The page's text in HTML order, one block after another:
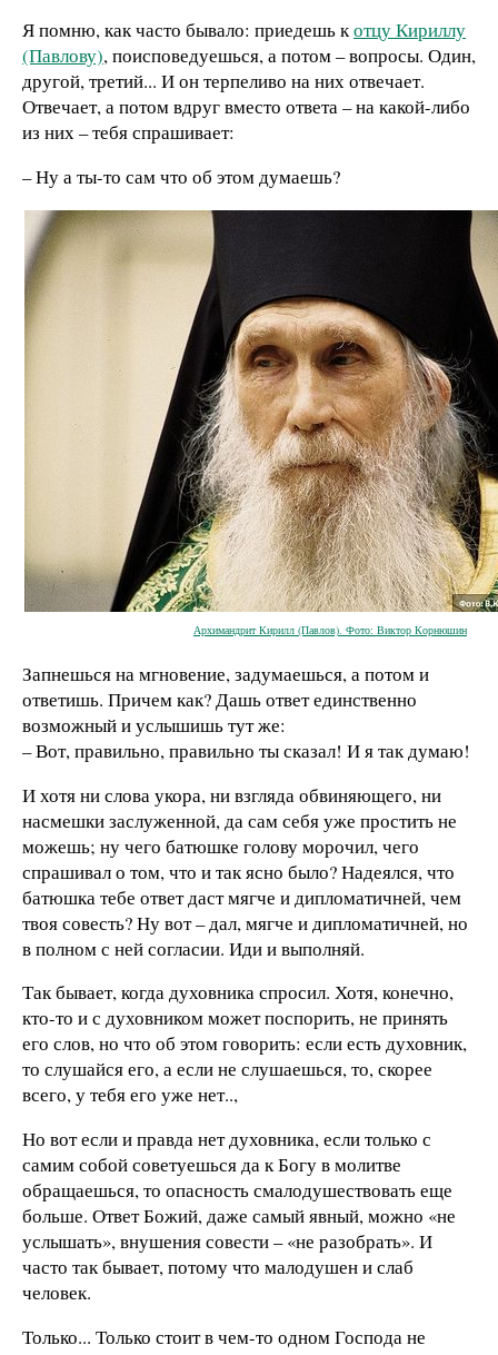
Я помню, как часто бывало: приедешь котцу Кириллу
(Павлову), поисповедуешься, а потом – вопросы. Один,
другой, третий... И он терпеливо на них отвечает.
Отвечает, а потом вдруг вместо ответа – на какой-либо
из них – тебя спрашивает:
– Ну а ты-то сам что об этом думаешь?
Архимандрит Кирилл (Павлов). Фото: Виктор Корнюшин
Запнешься на мгновение, задумаешься, а потом и
ответишь. Причем как? Дашь ответ единственно
возможный и услышишь тут же:
– Вот, правильно, правильно ты сказал! И я так думаю!
И хотя ни слова укора, ни взгляда обвиняющего, ни
насмешки заслуженной, да сам себя уже простить не
можешь; ну чего батюшке голову морочил, чего
спрашивал о том, что и так ясно было? Надеялся, что
батюшка тебе ответ даст мягче и дипломатичней, чем
твоя совесть? Ну вот – дал, мягче и дипломатичней, но
в полном с ней согласии. Иди и выполняй.
Так бывает, когда духовника спросил. Хотя, конечно,
кто-то и с духовником может поспорить, не принять
его слов, но что об этом говорить: если есть духовник,
то слушайся его, а если не слушаешься, то, скорее
всего, у тебя его уже нет..,
Но вот если и правда нет духовника, если только с
самим собой советуешься да к Богу в молитве
обращаешься, то опасность смалодушествовать еще
больше. Ответ Божий, даже самый явный, можно «не
услышать», внушения совести – «не разобрать». И
часто так бывает, потому что малодушен и слаб
человек.
Только... Только стоит в чем-то одном Господа не